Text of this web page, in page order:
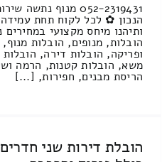
052-2319431 מנוף
הנכון ✿ לכל לקוח תחת
ותיהנו מיחס מקצועי במחירים
הובלות, מנופים, הובלות
ופריקה, הובלות דירה,
משא, הובלות קטנות, הרמה
הריסת מבנים, חפירות, [...]
הובלת דירות שני